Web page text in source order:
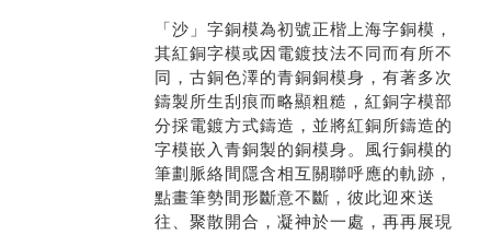
「沙」字銅模為初號正楷上海字銅模，
其紅銅字模或因電鍍技法不同而有所不
同，古銅色澤的青銅銅模身，有著多次
鑄製所生刮痕而略顯粗糙，紅銅字模部
分採電鍍方式鑄造，並將紅銅所鑄造的
字模嵌入青銅製的銅模身。風行銅模的
筆劃脈絡間隱含相互關聯呼應的軌跡，
點畫筆勢間形斷意不斷，彼此迎來送
往、聚散開合，凝神於一處，再再展現